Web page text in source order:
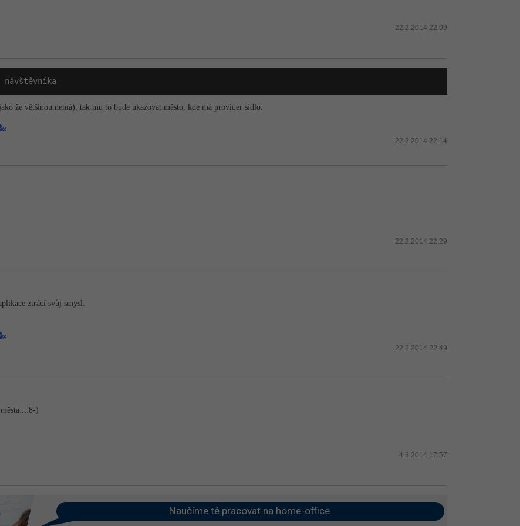
22.2.2014 22:09
že většinou nemá), tak mu to bude ukazovat město, kde má provider sídlo.
22.2.2014 22:14
22.2.2014 22:29
ztrácí svůj smysl.
22.2.2014 22:49
)
4.3.2014 17:57
Naučíme tě pracovat na home-office.